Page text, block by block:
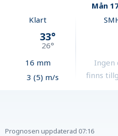
Mån
Klart
33°
26°
16 mm
3 (5) m/s
Ingen
finns
Prognosen uppdaterad 07:16